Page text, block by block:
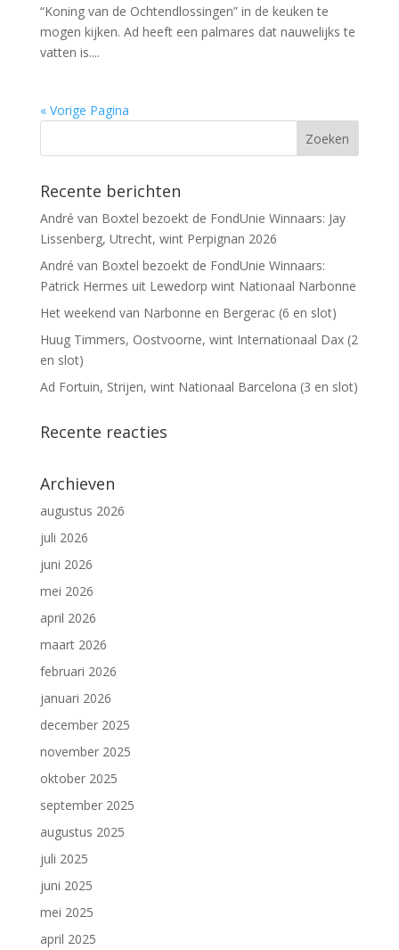
“Koning van de Ochtendlossingen” in de keuken te
mogen kijken. Ad heeft een palmares dat nauwelijks te
vatten is....
« Vorige Pagina
Recente berichten
André van Boxtel bezoekt de FondUnie Winnaars: Jay
Lissenberg, Utrecht, wint Perpignan 2026
André van Boxtel bezoekt de FondUnie Winnaars:
Patrick Hermes uit Lewedorp wint Nationaal Narbonne
Het weekend van Narbonne en Bergerac (6 en slot)
Huug Timmers, Oostvoorne, wint Internationaal Dax (2
en slot)
Ad Fortuin, Strijen, wint Nationaal Barcelona (3 en slot)
Recente reacties
Archieven
augustus 2026
juli 2026
juni 2026
mei 2026
april 2026
maart 2026
februari 2026
januari 2026
december 2025
november 2025
oktober 2025
september 2025
augustus 2025
juli 2025
juni 2025
mei 2025
april 2025